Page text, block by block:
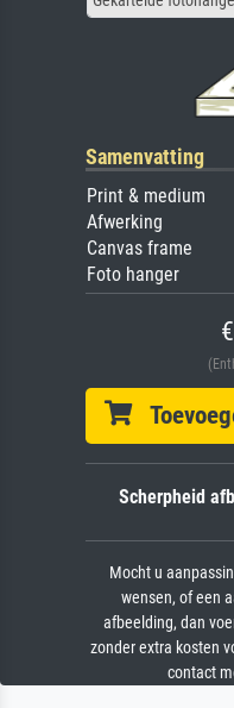
Samenvatting
Print & medium
Afwerking
Canvas frame
Foto hanger
Scherpheid
Mocht u
wensen, of een
afbeelding, dan
zonder extra kosten
contact